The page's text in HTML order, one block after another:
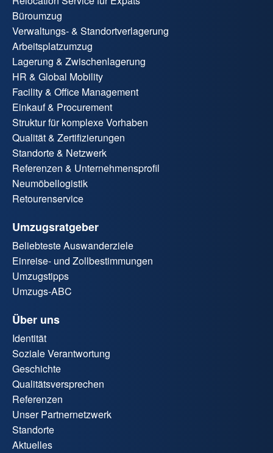
Büroumzug
Verwaltungs- & Standortverlagerung
Arbeitsplatzumzug
Lagerung & Zwischenlagerung
HR & Global Mobility
Facility & Office Management
Einkauf & Procurement
Struktur für komplexe Vorhaben
Qualität & Zertifizierungen
Standorte & Netzwerk
Referenzen & Unternehmensprofil
Neumöbellogistik
Retourenservice
Umzugsratgeber
Beliebteste Auswanderziele
Einreise- und Zollbestimmungen
Umzugstipps
Umzugs-ABC
Über uns
Identität
Soziale Verantwortung
Geschichte
Qualitätsversprechen
Referenzen
Unser Partnernetzwerk
Standorte
Aktuelles